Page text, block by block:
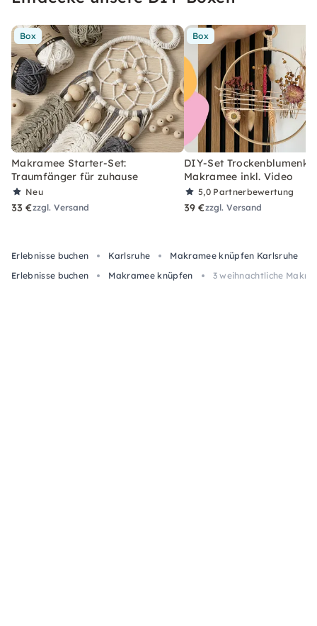
Box
Makramee Starter-Set:
Traumfänger für zuhause
Neu
33 €zzgl. Versand
Box
DIY-Set
Makramee inkl. Video
5,0 Partnerbewertung
39 €zzgl. Versand
Erlebnisse buchen Karlsruhe
Makramee knüpfen Karlsruhe
Erlebnisse buchen
Makramee knüpfen 3 weihnachtliche